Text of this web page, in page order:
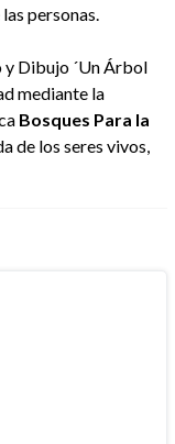
personas.
y Dibujo ´Un Árbol
mediante la
Bosques Para la
de los seres vivos,